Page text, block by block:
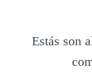
Estás son